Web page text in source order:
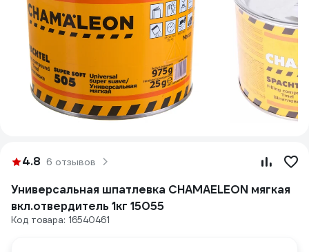
4.8 6 отзывов
Универсальная шпатлевка CHAMAELEON мягкая
вкл.отвердитель 1кг 15055
Код товара: 16540461